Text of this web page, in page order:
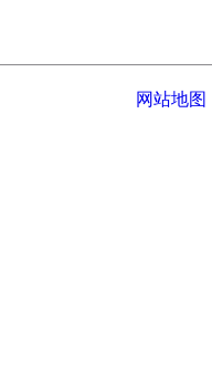
网站地图